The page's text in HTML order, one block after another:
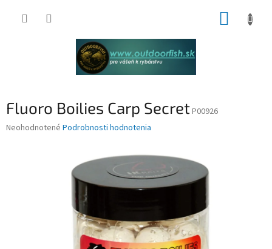
Fluoro Boilies Carp SecretP00926
Priemerné
Neohodnotené Podrobnosti hodnotenia